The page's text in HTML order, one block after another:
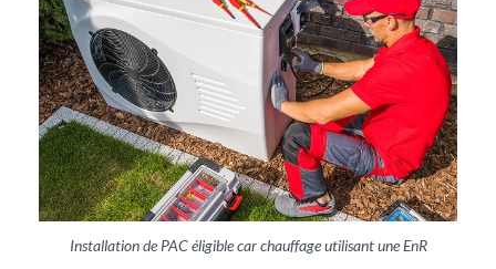
Installation de PAC éligible car chauffage utilisant une EnR